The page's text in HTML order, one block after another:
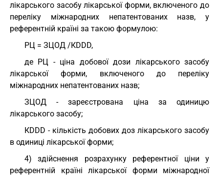
лікарського засобу лікарської форми, включеного до
переліку міжнародних непатентованих назв, у
референтній країні за такою формулою:
РЦ = ЗЦОД /КDDD,
де РЦ - ціна добової дози лікарського засобу
лікарської форми, включеного до переліку
міжнародних непатентованих назв;
ЗЦОД - зареєстрована ціна за одиницю
лікарського засобу;
КDDD - кількість добових доз лікарського засобу
в одиниці лікарської форми;
4) здійснення розрахунку референтної ціни у
референтній країні лікарської форми міжнародної